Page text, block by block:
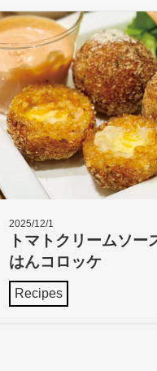
2025/12/1
トマトクリームソー
はんコロッケ
Recipes